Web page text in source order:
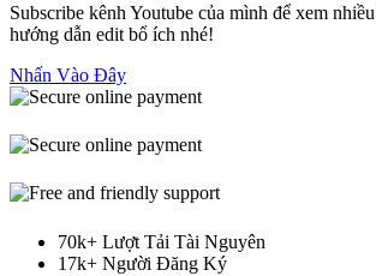
Subscribe kênh Youtube của mình để xem
hướng dẫn edit bổ ích nhé!
Nhấn Vào Đây
70k+ Lượt Tải Tài Nguyên
17k+ Người Đăng Ký